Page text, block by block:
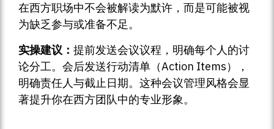
在西方职场中不会被解读为默许，而是可能被视
为缺乏参与或准备不足。
实操建议： 提前发送会议议程，明确每个人的讨
论分工。会后发送行动清单（Action Items），
明确责任人与截止日期。这种会议管理风格会显
著提升你在西方团队中的专业形象。